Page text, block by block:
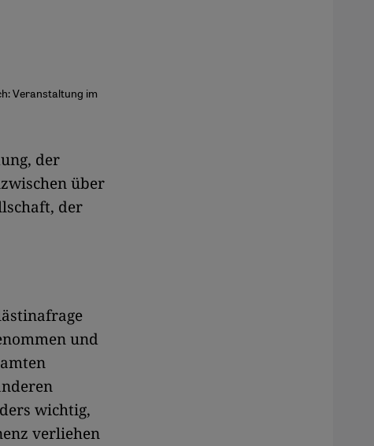
Veranstaltung im
der
über
der
und
wichtig,
verliehen